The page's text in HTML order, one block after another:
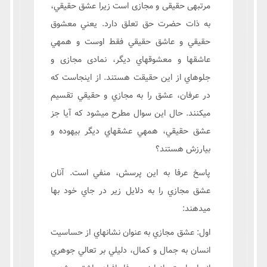
مرتبهی حقیقی و مجازی است زیرا عشق حقيقي،
به ذات حضرت حق تعلق دارد. يعني معشوق
حقيقي و عاشق حقيقي فقط اوست و همهي
عاشقها و معشوقهاي ديگر، نمادی مجازی و
جلوهاي از اين حقيقت هستند. از اينجاست كه
در عرفان، عشق را به مجازي و حقيقي تقسيم
ميكنند. حال اين سوال مطرح ميشود كه آيا جز
عشق حقيقي، همهي عشقهاي ديگر بيهوده و
بيارزش هستند؟
پاسخ عرفا به اين پرسش، منفي است. آنان
عشق مجازي را به دلايل زير در جاي خود بها
ميدهند:
اول: عشق مجازي به عنوان نشانهاي از حساسيت
انسان به جمال و كمال، دليلي بر تعالي جوهري